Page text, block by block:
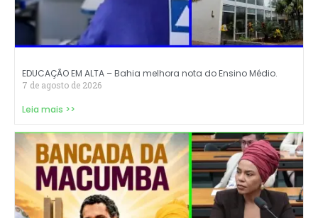
EDUCAÇÃO EM ALTA – Bahia melhora nota do Ensino Médio.
7 de agosto de 2026
Leia mais >>